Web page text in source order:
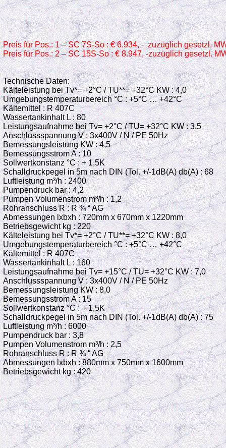
Preis für Pos.: 1 – SC 7S-So : € 6.934, - zuzüglich gesetzl.
Preis für Pos.: 2 – SC 15S-So : € 8.947, -zuzüglich gesetzl.
Technische Daten:
Kälteleistung bei Tv*= +2°C / TU**= +32°C KW : 4,0
Umgebungstemperaturbereich °C : +5°C … +42°C
Kältemittel : R 407C
Wassertankinhalt L : 80
Leistungsaufnahme bei Tv= +2°C / TU= +32°C KW : 3,5
Anschlussspannung V : 3x400V / N / PE 50Hz
Bemessungsleistung KW : 4,5
Bemessungsstrom A : 10
Sollwertkonstanz °C : + 1,5K
Schalldruckpegel in 5m nach DIN (Tol. +/-1dB(A) db(A) : 68
Luftleistung m³/h : 2400
Pumpendruck bar : 4,2
Pumpen Volumenstrom m³/h : 1,2
Rohranschluss R : R ¾ “ AG
Abmessungen lxbxh : 720mm x 670mm x 1220mm
Betriebsgewicht kg : 220
Kälteleistung bei Tv*= +2°C / TU**= +32°C KW : 8,0
Umgebungstemperaturbereich °C : +5°C … +42°C
Kältemittel : R 407C
Wassertankinhalt L : 160
Leistungsaufnahme bei Tv= +15°C / TU= +32°C KW : 7,0
Anschlussspannung V : 3x400V / N / PE 50Hz
Bemessungsleistung KW : 8,0
Bemessungsstrom A : 15
Sollwertkonstanz °C : + 1,5K
Schalldruckpegel in 5m nach DIN (Tol. +/-1dB(A) db(A) : 75
Luftleistung m³/h : 6000
Pumpendruck bar : 3,8
Pumpen Volumenstrom m³/h : 2,5
Rohranschluss R : R ¾ “ AG
Abmessungen lxbxh : 880mm x 750mm x 1600mm
Betriebsgewicht kg : 420